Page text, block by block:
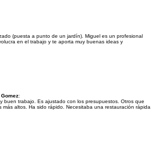
(puesta a punto de un jardín). Miguel es un profesional
en el trabajo y te aporta muy buenas ideas y
:
buen trabajo. Es ajustado con los presupuestos. Otros que
altos. Ha sido rápido. Necesitaba una restauración rápida